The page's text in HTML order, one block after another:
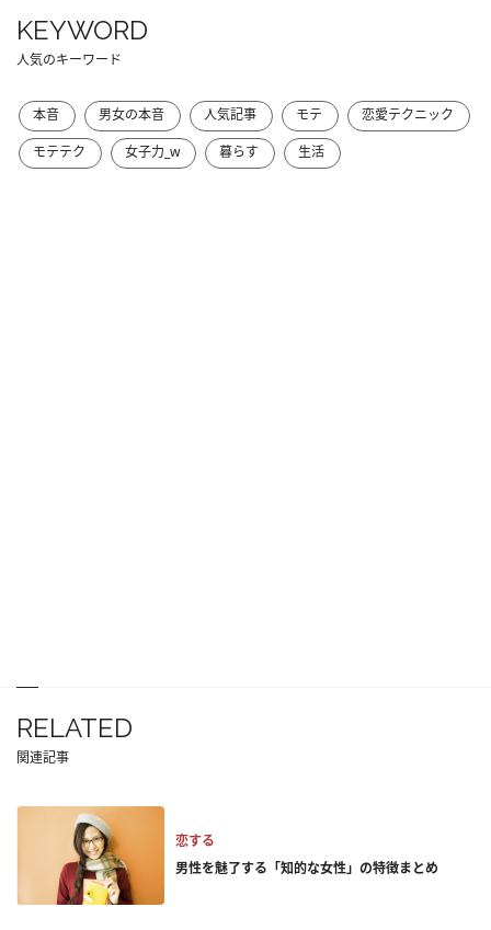
KEYWORD
人気のキーワード
本音 男女の本音 人気記事 モテ
恋愛テクニック
モテテク
女子力_w 暮らす 生活
RELATED
関連記事
恋する
男性を魅了する「知的な女性」の特徴まとめ